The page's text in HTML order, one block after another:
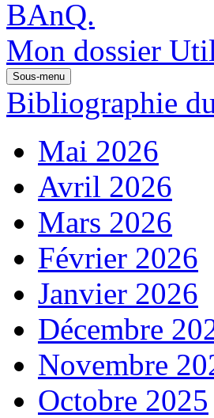
Mon dossier
Sous-menu
Bibliographie
Mai 2026
Avril 2026
Mars 2026
Février 2026
Janvier 2026
Décembre
Novembre
Octobre 2025